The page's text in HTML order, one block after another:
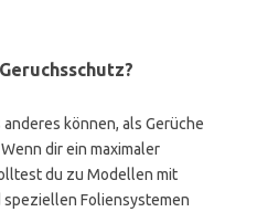
können, als Gerüche
dir ein maximaler
du zu Modellen mit
Foliensystemen